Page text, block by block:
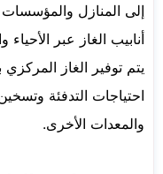
إلى المنازل
أنابيب الغاز عبر
يتم توفير الغاز
احتياجات التدفئة
والمعدات الأخرى.